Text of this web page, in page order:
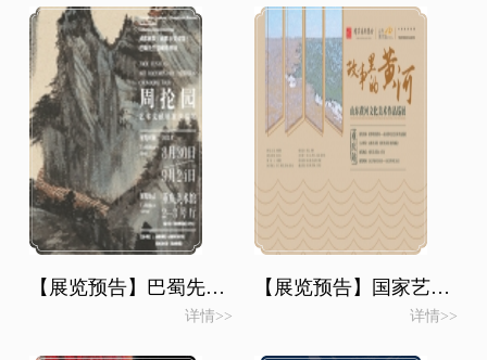
【展览预告】巴蜀先生馆藏系列展——云山出岫·周抡园艺术文献展
详情>>
【展览预告】国家艺术基金项目—故事里的黄河·山东黄河文化美术作品寻展
详情>>